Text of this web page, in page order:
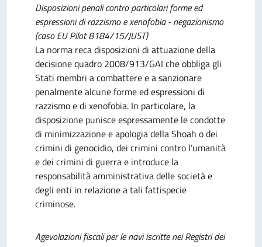
Disposizioni penali contro particolari forme ed
espressioni di razzismo e xenofobia - negazionismo
(caso EU Pilot 8184/15/JUST)
La norma reca disposizioni di attuazione della
decisione quadro 2008/913/GAI che obbliga gli
Stati membri a combattere e a sanzionare
penalmente alcune forme ed espressioni di
razzismo e di xenofobia. In particolare, la
disposizione punisce espressamente le condotte
di minimizzazione e apologia della Shoah o dei
crimini di genocidio, dei crimini contro l’umanità
e dei crimini di guerra e introduce la
responsabilità amministrativa delle società e
degli enti in relazione a tali fattispecie
criminose.
Agevolazioni fiscali per le navi iscritte nei Registri dei